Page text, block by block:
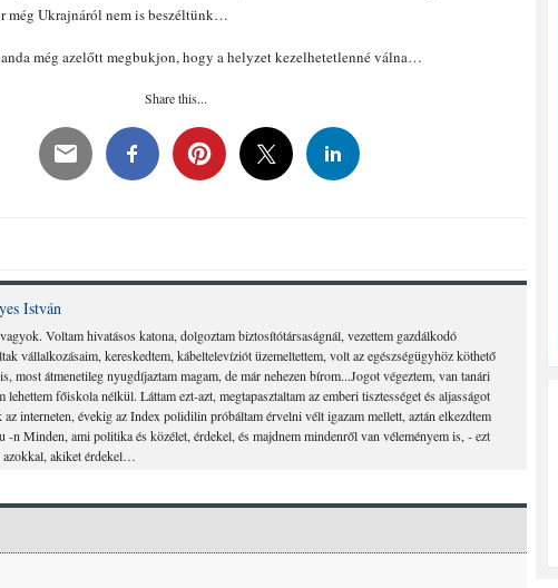
még Ukrajnáról nem is beszéltünk…
még azelőtt megbukjon, hogy a helyzet kezelhetetlenné válna…
Share this...
István
Voltam hivatásos katona, dolgoztam biztosítótársaságnál, vezettem gazdálkodó
vállalkozásaim, kereskedtem, kábeltelevíziót üzemeltettem, volt az egészségügyhöz köthető
most átmenetileg nyugdíjaztam magam, de már nehezen bírom...Jogot végeztem, van tanári
lehettem főiskola nélkül. Láttam ezt-azt, megtapasztaltam az emberi tisztességet és aljasságot
interneten, évekig az Index polidilin próbáltam érvelni vélt igazam mellett, aztán elkezdtem
n Minden, ami politika és közélet, érdekel, és majdnem mindenről van véleményem is, - ezt
azokkal, akiket érdekel…